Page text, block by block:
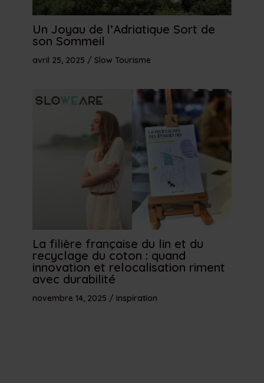
Un Joyau de l’Adriatique Sort de
son Sommeil
avril 25, 2025 / Slow Tourisme
La filière française du lin et du
recyclage du coton : quand
innovation et relocalisation riment
avec durabilité
novembre 14, 2025 / Inspiration